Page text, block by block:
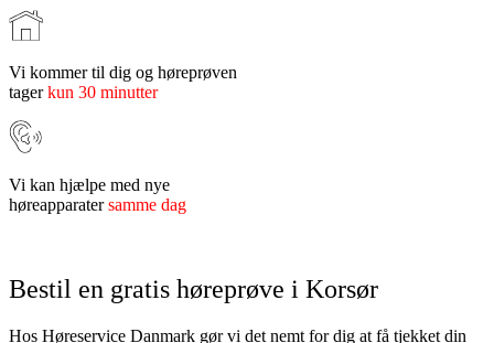
Vi kommer til dig og høreprøven
tagerkun 30 minutter
Vi kan hjælpe med nye
høreapparatersamme dag
Bestil en gratis høreprøve i Korsør
Hos Høreservice Danmark gør vi det nemt for dig at få tjekket din